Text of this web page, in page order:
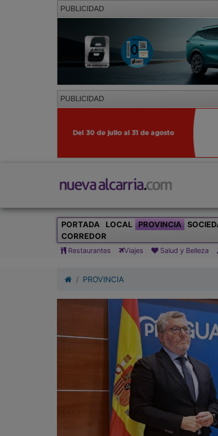
PUBLICIDAD
PUBLICIDAD
PORTADA LOCAL PROVINCIA
CORREDOR
Restaurantes Viajes Salud y Belleza
PROVINCIA